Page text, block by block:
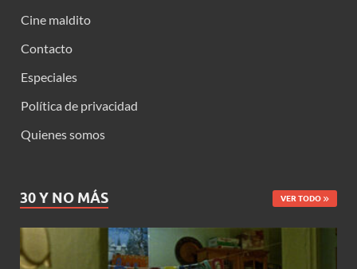
Cine maldito
Contacto
Especiales
Política de privacidad
Quienes somos
30 Y NO MÁS VER TODO